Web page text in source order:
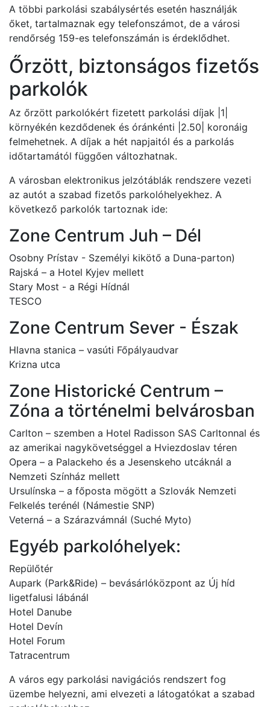
A többi parkolási szabálysértés esetén használják
őket, tartalmaznak egy telefonszámot, de a városi
rendőrség 159-es telefonszámán is érdeklődhet.
Őrzött, biztonságos fizetős
parkolók
Az őrzött parkolókért fizetett parkolási díjak |1|
környékén kezdődenek és óránkénti |2.50| koronáig
felmehetnek. A díjak a hét napjaitól és a parkolás
időtartamától függően változhatnak.
A városban elektronikus jelzótáblák rendszere vezeti
az autót a szabad fizetős parkolóhelyekhez. A
következő parkolók tartoznak ide:
Zone Centrum Juh – Dél
Osobny Prístav - Személyi kikötő a Duna-parton)
Rajská – a Hotel Kyjev mellett
Stary Most - a Régi Hídnál
TESCO
Zone Centrum Sever - Észak
Hlavna stanica – vasúti Főpályaudvar
Krizna utca
Zone Historické Centrum –
Zóna a történelmi belvárosban
Carlton – szemben a Hotel Radisson SAS Carltonnal és
az amerikai nagykövetséggel a Hviezdoslav téren
Opera – a Palackeho és a Jesenskeho utcáknál a
Nemzeti Színház mellett
Ursulínska – a főposta mögött a Szlovák Nemzeti
Felkelés terénél (Námestie SNP)
Veterná – a Szárazvámnál (Suché Myto)
Egyéb parkolóhelyek:
Repülőtér
Aupark (Park&Ride) – bevásárlóközpont az Új híd
ligetfalusi lábánál
Hotel Danube
Hotel Devín
Hotel Forum
Tatracentrum
A város egy parkolási navigációs rendszert fog
üzembe helyezni, ami elvezeti a látogatókat a szabad